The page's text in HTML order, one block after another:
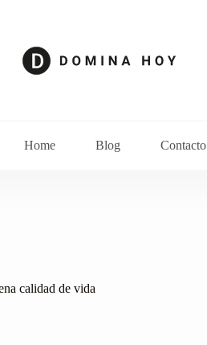
Home Blog Contacto
calidad de vida